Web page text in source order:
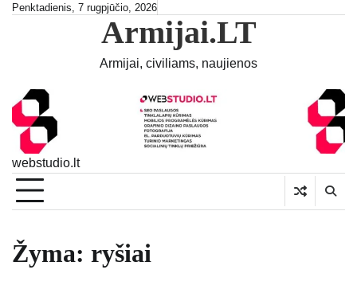
SkipPenktadienis, 7 rugpjūčio, 2026
Armijai.LT
Armijai, civiliams, naujienos
webstudio.lt
Žyma: ryšiai